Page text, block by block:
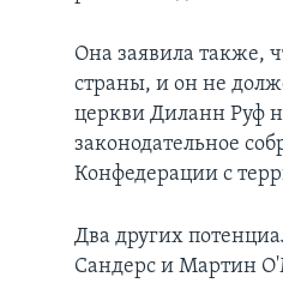
Она заявила также,
страны, и он не
церкви Диланн Руф
законодательное
Конфедерации с
Два других
Сандерс и Мартин